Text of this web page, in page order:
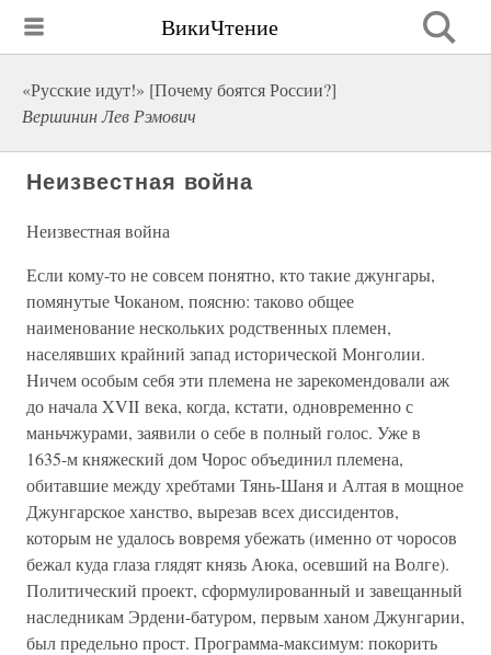
ВикиЧтение
«Русские идут!» [Почему боятся России?]
Вершинин Лев Рэмович
Неизвестная война
Неизвестная война
Если кому-то не совсем понятно, кто такие джунгары,
помянутые Чоканом, поясню: таково общее
наименование нескольких родственных племен,
населявших крайний запад исторической Монголии.
Ничем особым себя эти племена не зарекомендовали аж
до начала XVII века, когда, кстати, одновременно с
маньчжурами, заявили о себе в полный голос. Уже в
1635-м княжеский дом Чорос объединил племена,
обитавшие между хребтами Тянь-Шаня и Алтая в мощное
Джунгарское ханство, вырезав всех диссидентов,
которым не удалось вовремя убежать (именно от чоросов
бежал куда глаза глядят князь Аюка, осевший на Волге).
Политический проект, сформулированный и завещанный
наследникам Эрдени-батуром, первым ханом Джунгарии,
был предельно прост. Программа-максимум: покорить